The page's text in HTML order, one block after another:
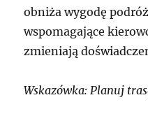
obniża wygodę
wspomagające
zmieniają
Wskazówka: Planuj